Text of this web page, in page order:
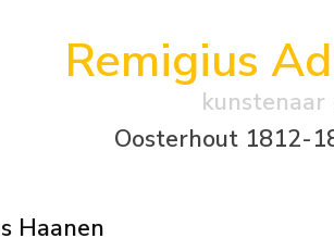
Remigius
Oosterhout 1812-
Haanen